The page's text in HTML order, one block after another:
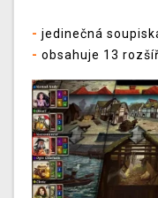
- jedinečná
- obsahuje 13